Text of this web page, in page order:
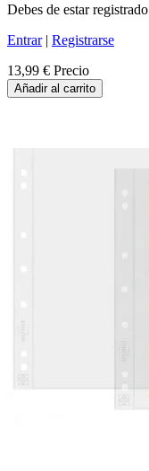
Debes de estar registrado
Entrar| Registrarse
13,99 € Precio
Añadir al carrito